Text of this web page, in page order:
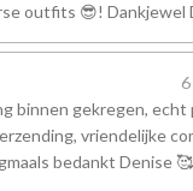
outfits 😎! Dankjewel
binnen gekregen, echt
vriendelijke
bedankt Denise 🥰